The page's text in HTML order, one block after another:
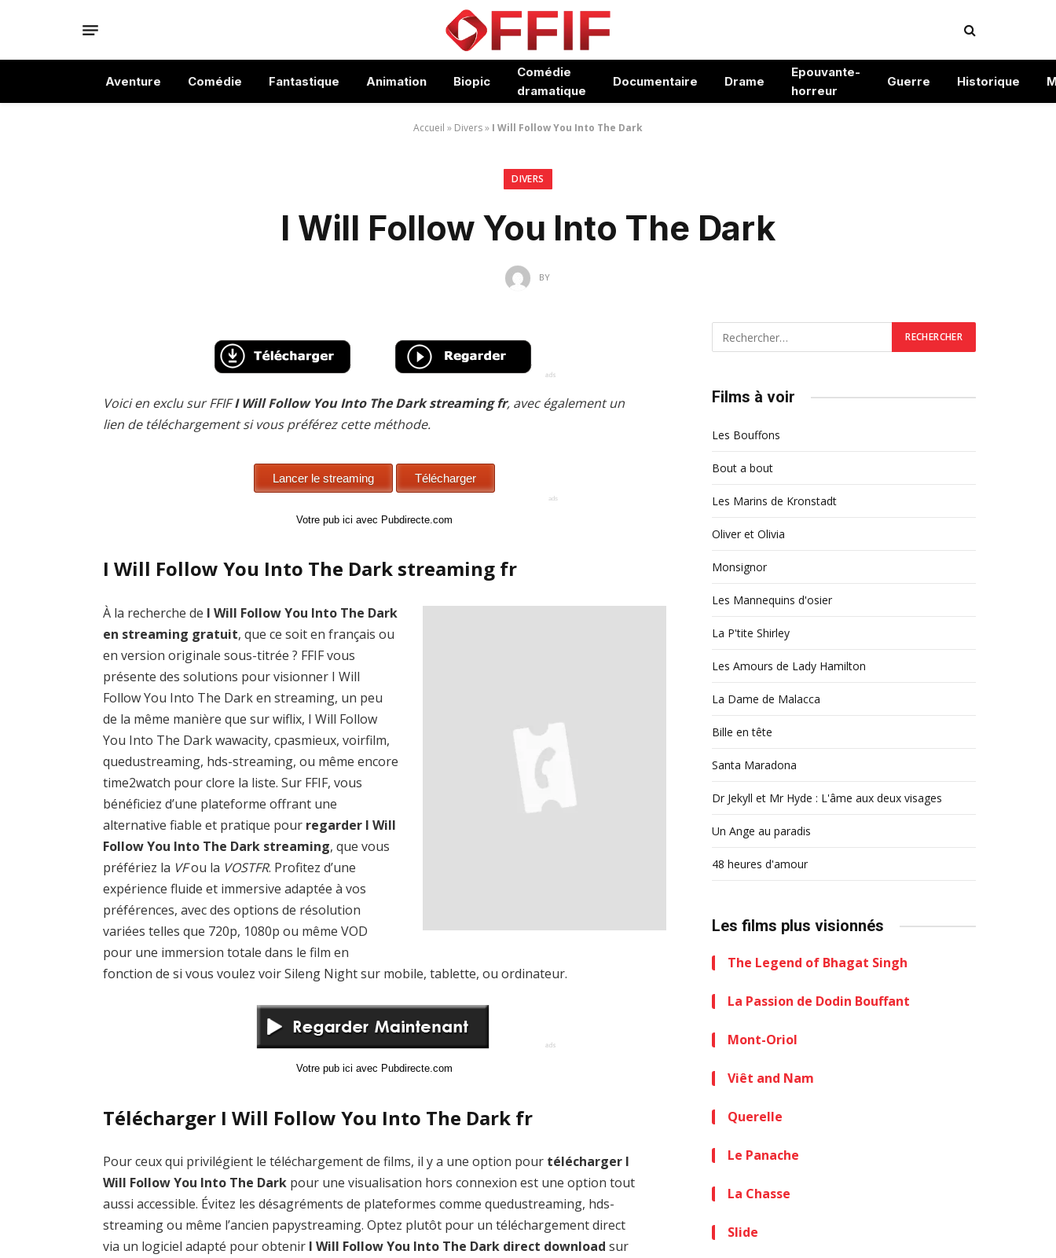
Aventure Comédie Fantastique Animation Biopic
Comédie
dramatique
Documentaire Drame
Epouvante-
horreur
Guerre Historique
Accueil » Divers» I Will Follow You Into The Dark
DIVERS
I Will Follow You Into The Dark
BY
Voici en exclu sur FFIFI Will Follow You Into The Dark streaming fr, avec également un
lien de téléchargement si vous préférez cette méthode.
Votre pub ici avec Pubdirecte.com
I Will Follow You Into The Dark streaming fr
À la recherche de I Will Follow You Into The Dark
en streaming gratuit, que ce soit en français ou
en version originale sous-titrée ? FFIF vous
présente des solutions pour visionner I Will
Follow You Into The Dark en streaming, un peu
de la même manière que sur wiflix, I Will Follow
You Into The Dark wawacity, cpasmieux, voirfilm,
quedustreaming, hds-streaming, ou même encore
time2watch pour clore la liste. Sur FFIF, vous
bénéficiez d’une plateforme offrant une
alternative fiable et pratique pour regarder I Will
Follow You Into The Dark streaming, que vous
préfériez la VFou la VOSTFR. Profitez d’une
expérience fluide et immersive adaptée à vos
préférences, avec des options de résolution
variées telles que 720p, 1080p ou même VOD
pour une immersion totale dans le film en
fonction de si vous voulez voir Sileng Night sur mobile, tablette, ou ordinateur.
Votre pub ici avec Pubdirecte.com
Télécharger I Will Follow You Into The Dark fr
Pour ceux qui privilégient le téléchargement de films, il y a une option pour télécharger I
Will Follow You Into The Dark pour une visualisation hors connexion est une option tout
aussi accessible. Évitez les désagréments de plateformes comme quedustreaming, hds-
streaming ou même l’ancien papystreaming. Optez plutôt pour un téléchargement direct
via un logiciel adapté pour obtenir I Will Follow You Into The Dark direct download sur
Films à voir
Les Bouffons
Bout a bout
Les Marins de Kronstadt
Oliver et Olivia
Monsignor
Les Mannequins d'osier
La P'tite Shirley
Les Amours de Lady Hamilton
La Dame de Malacca
Bille en tête
Santa Maradona
Dr Jekyll et Mr Hyde : L'âme aux deux visages
Un Ange au paradis
48 heures d'amour
Les films plus visionnés
The Legend of Bhagat Singh
La Passion de Dodin Bouffant
Mont-Oriol
Viêt and Nam
Querelle
Le Panache
La Chasse
Slide